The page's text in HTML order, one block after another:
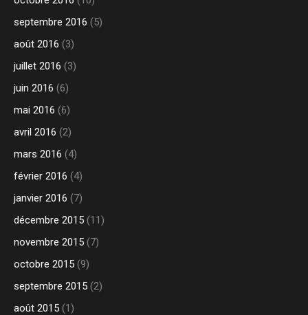
septembre 2016 (5)
août 2016 (3)
juillet 2016 (3)
juin 2016 (6)
mai 2016 (6)
avril 2016 (2)
mars 2016 (4)
février 2016 (4)
janvier 2016 (7)
décembre 2015 (11)
novembre 2015 (7)
octobre 2015 (9)
septembre 2015 (2)
août 2015 (1)